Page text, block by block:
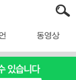
동영상